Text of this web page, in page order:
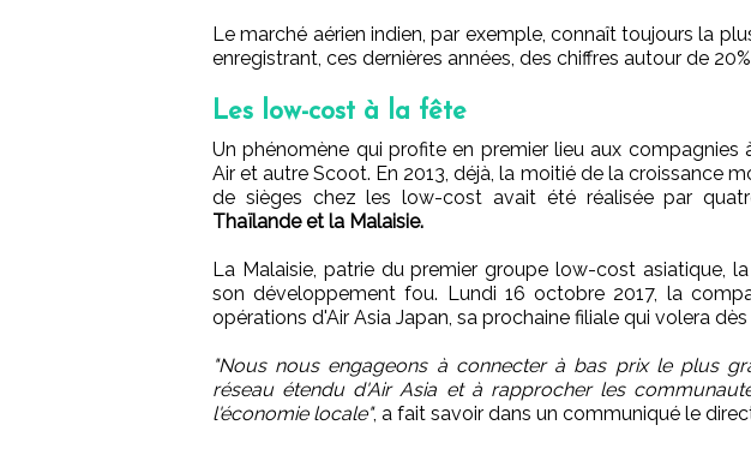
Le marché aérien indien, par exemple, connaît toujours la
enregistrant, ces dernières années, des chiffres autour de
Les low-cost à la fête
Un phénomène qui profite en premier lieu aux compagnies
Air et autre Scoot. En 2013, déjà, la moitié de la croissance
de sièges chez les low-cost avait été réalisée par
Thaïlande et la Malaisie.
La Malaisie, patrie du premier groupe low-cost asiatique,
son développement fou. Lundi 16 octobre 2017, la
opérations d'Air Asia Japan, sa prochaine filiale qui volera
"Nous nous engageons à connecter à bas prix le plus
réseau étendu d'Air Asia et à rapprocher les
l'économie locale", a fait savoir dans un communiqué le